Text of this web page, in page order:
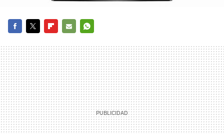
MAIL